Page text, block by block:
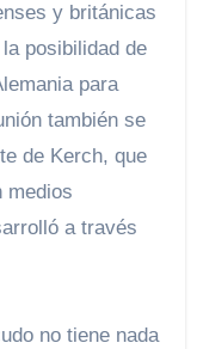
y británicas
posibilidad de
para
también se
de Kerch, que
medios
a través
no tiene nada